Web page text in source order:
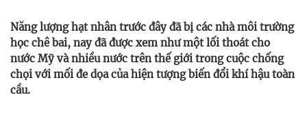
Năng lượng hạt nhân trước đây đã bị các nhà môi trường
học chê bai, nay đã được xem như một lối thoát cho
nước Mỹ và nhiều nước trên thế giới trong cuộc chống
chọi với mối đe dọa của hiện tượng biến đổi khí hậu toàn
cầu.